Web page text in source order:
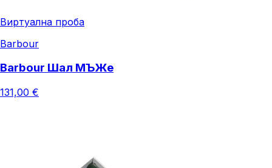
Виртуална проба
Barbour
Barbour Шал МЪЖe
131,00 €